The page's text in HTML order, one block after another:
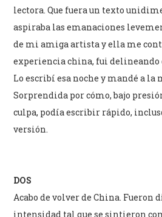
lectora. Que fuera un texto
aspiraba las emanaciones
de mi amiga artista y ella me
experiencia china, fui
Lo escribí esa noche y mandé a la
Sorprendida por cómo, bajo
culpa, podía escribir rápido,
versión.
DOS
Acabo de volver de China. Fueron
intensidad tal que se sintieron